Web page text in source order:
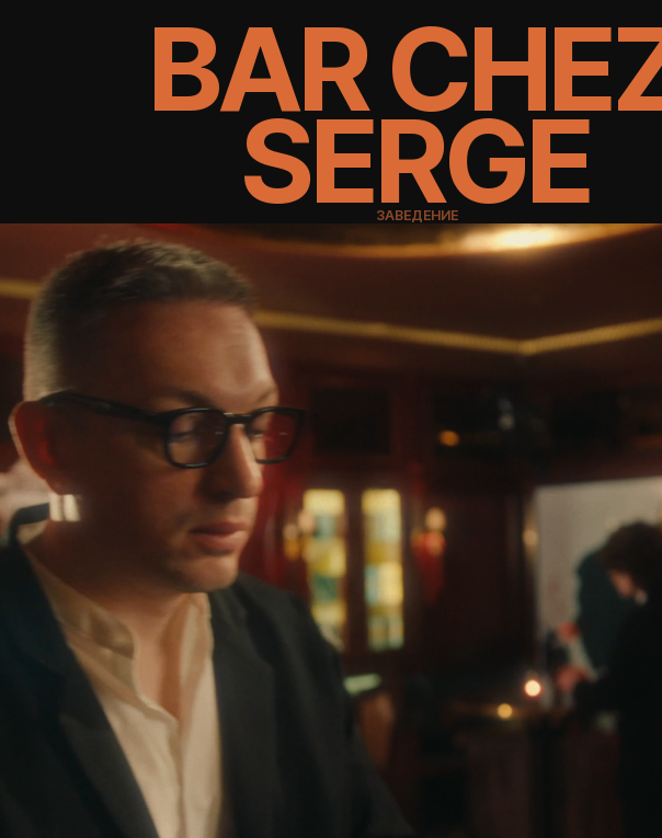
BAR CHEZ
SERGE
ЗАВЕДЕНИЕ